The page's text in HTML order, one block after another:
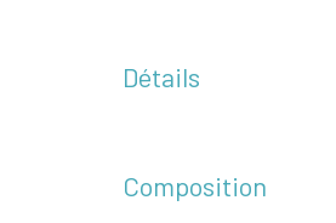
Détails
Composition